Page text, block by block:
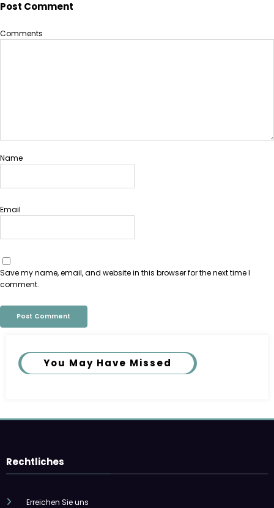
Post Comment
Comments
Name
Email
Save my name, email, and website in this browser for the next time I
comment.
You May Have Missed
Rechtliches
Erreichen Sie uns